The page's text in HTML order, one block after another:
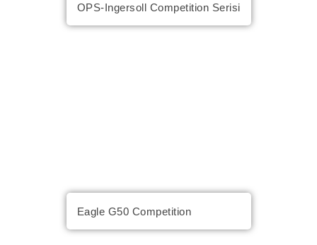
OPS-Ingersoll Competition Serisi
Eagle G50 Competition